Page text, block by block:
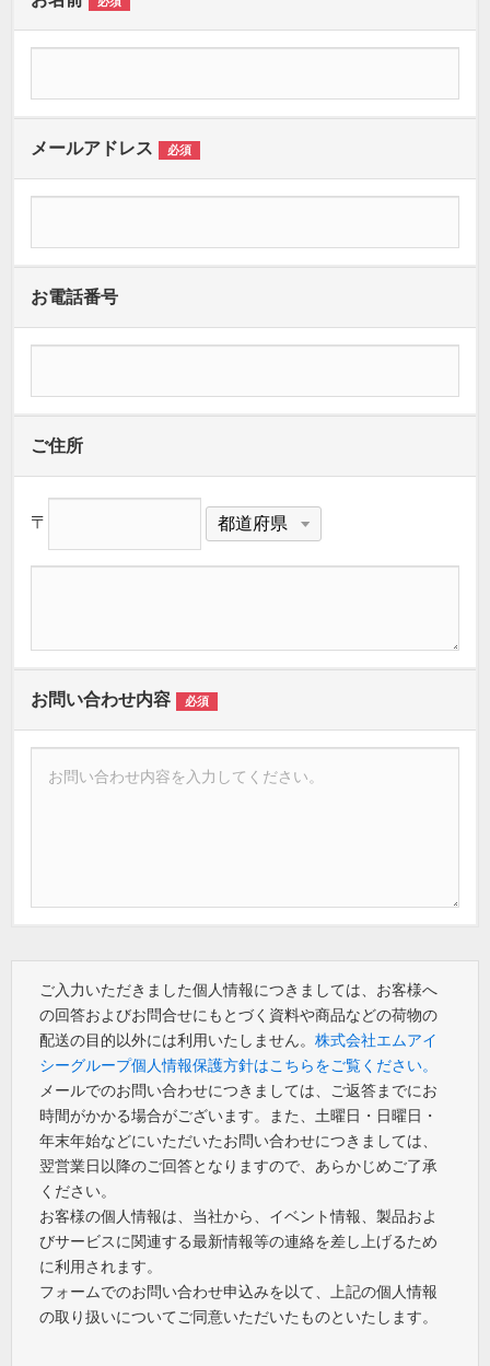
メールアドレス 必須
お電話番号
ご住所
〒
お問い合わせ内容 必須
ご入力いただきました個人情報につきましては、お客様へ
の回答およびお問合せにもとづく資料や商品などの荷物の
配送の目的以外には利用いたしません。 株式会社エムアイ
シーグループ個人情報保護方針はこちらをご覧ください。
メールでのお問い合わせにつきましては、ご返答までにお
時間がかかる場合がございます。また、土曜日・日曜日・
年末年始などにいただいたお問い合わせにつきましては、
翌営業日以降のご回答となりますので、あらかじめご了承
ください。
お客様の個人情報は、当社から、イベント情報、製品およ
びサービスに関連する最新情報等の連絡を差し上げるため
に利用されます。
フォームでのお問い合わせ申込みを以て、上記の個人情報
の取り扱いについてご同意いただいたものといたします。